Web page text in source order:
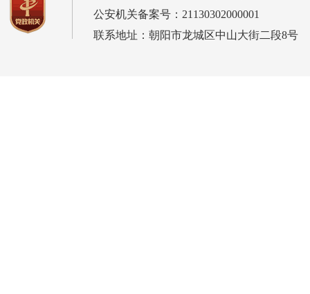
公安机关备案号：21130302000001
联系地址：朝阳市龙城区中山大街二段8号